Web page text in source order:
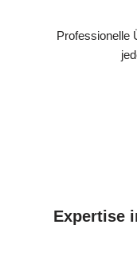
Professionelle
Expertise